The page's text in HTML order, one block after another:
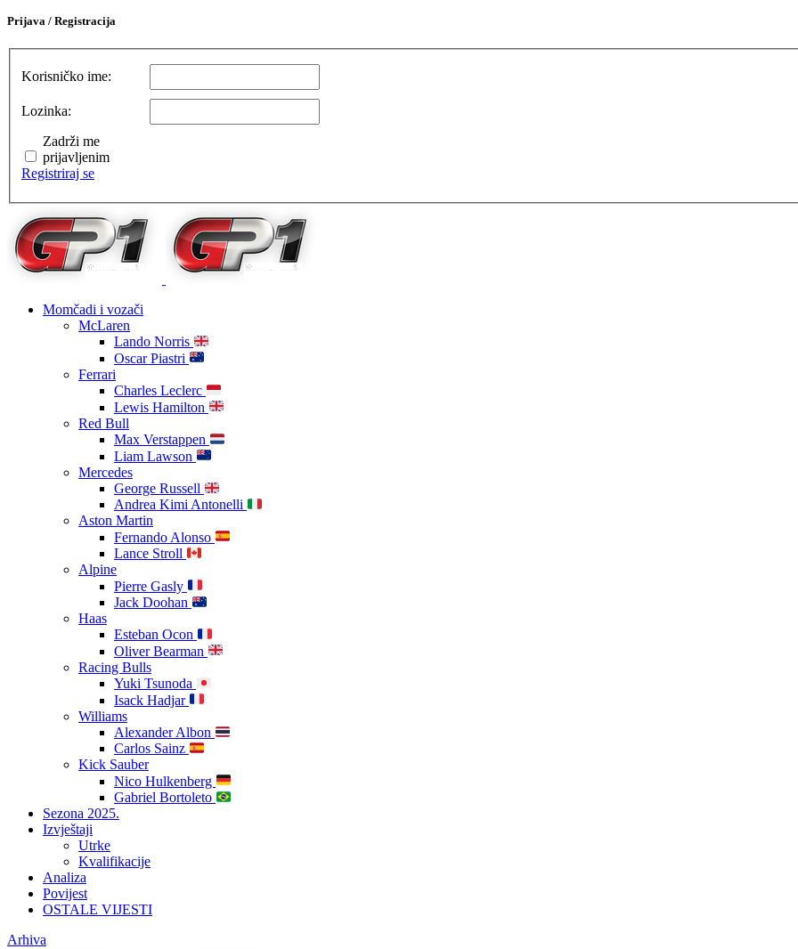
Prijava / Registracija
Korisničko ime:
Lozinka:
Zadrži me
prijavljenim
Registriraj se
Momčadi i vozači
McLaren
Lando Norris
Oscar Piastri
Ferrari
Charles Leclerc
Lewis Hamilton
Red Bull
Max Verstappen
Liam Lawson
Mercedes
George Russell
Andrea Kimi Antonelli
Aston Martin
Fernando Alonso
Lance Stroll
Alpine
Pierre Gasly
Jack Doohan
Haas
Esteban Ocon
Oliver Bearman
Racing Bulls
Yuki Tsunoda
Isack Hadjar
Williams
Alexander Albon
Carlos Sainz
Kick Sauber
Nico Hulkenberg
Gabriel Bortoleto
Sezona 2025.
Izvještaji
Utrke
Kvalifikacije
Analiza
Povijest
OSTALE VIJESTI
Arhiva